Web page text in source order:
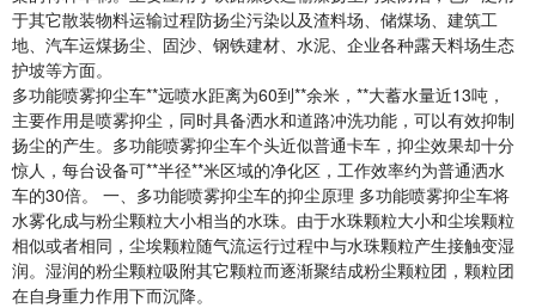
于其它散装物料运输过程防扬尘污染以及渣料场、储煤场、建筑工
地、汽车运煤扬尘、固沙、钢铁建材、水泥、企业各种露天料场生态
护坡等方面。
多功能喷雾抑尘车**远喷水距离为60到**余米，**大蓄水量近13吨，
主要作用是喷雾抑尘，同时具备洒水和道路冲洗功能，可以有效抑制
扬尘的产生。多功能喷雾抑尘车个头近似普通卡车，抑尘效果却十分
惊人，每台设备可**半径**米区域的净化区，工作效率约为普通洒水
车的30倍。 一、多功能喷雾抑尘车的抑尘原理 多功能喷雾抑尘车将
水雾化成与粉尘颗粒大小相当的水珠。由于水珠颗粒大小和尘埃颗粒
相似或者相同，尘埃颗粒随气流运行过程中与水珠颗粒产生接触变湿
润。湿润的粉尘颗粒吸附其它颗粒而逐渐聚结成粉尘颗粒团，颗粒团
在自身重力作用下而沉降。